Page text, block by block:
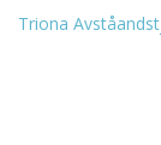
Triona